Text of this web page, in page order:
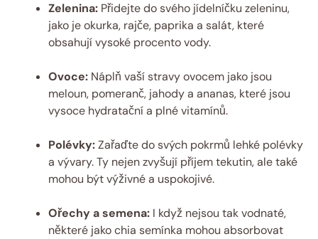
Zelenina: Přidejte do svého jídelníčku zeleninu,
jako je okurka, rajče, paprika a salát, které
obsahují vysoké procento vody.
Ovoce: Náplň vaší stravy ovocem jako jsou
meloun, pomeranč, jahody a ananas, které jsou
vysoce hydratační a plné vitamínů.
Polévky:Zařaďte do svých pokrmů lehké polévky
a vývary. Ty nejen zvyšují příjem tekutin, ale také
mohou být výživné a uspokojivé.
Ořechy a semena: I když nejsou tak vodnaté,
některé jako chia semínka mohou absorbovat